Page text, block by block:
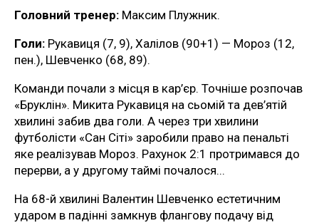
Головний тренер: Максим Плужник.
Голи: Рукавиця (7, 9), Халілов (90+1) — Мороз (12,
пен.), Шевченко (68, 89).
Команди почали з місця в кар’єр. Точніше розпочав
«Бруклін». Микита Рукавиця на сьомій та дев’ятій
хвилині забив два голи. А через три хвилини
футболісти «Сан Сіті» заробили право на пенальті
яке реалізував Мороз. Рахунок 2:1 протримався до
перерви, а у другому таймі почалося...
На 68-й хвилині Валентин Шевченко естетичним
ударом в падінні замкнув флангову подачу від